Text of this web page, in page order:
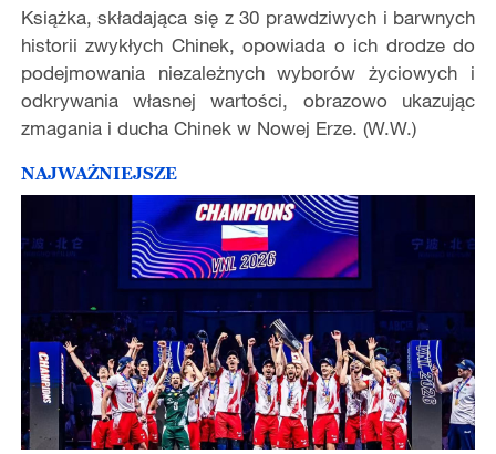
Książka, składająca się z 30 prawdziwych i barwnych
historii zwykłych Chinek, opowiada o ich drodze do
podejmowania niezależnych wyborów życiowych i
odkrywania własnej wartości, obrazowo ukazując
zmagania i ducha Chinek w Nowej Erze. (W.W.)
NAJWAŻNIEJSZE